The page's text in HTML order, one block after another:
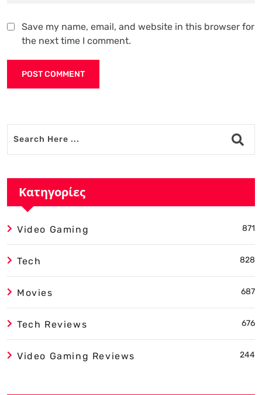
Save my name, email, and website in this browser for
the next time I comment.
Κατηγορίες
Video Gaming 871
Tech 828
Movies 687
Tech Reviews 676
Video Gaming Reviews 244